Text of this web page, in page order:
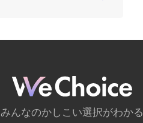
みんなのかしこい選択がわかる